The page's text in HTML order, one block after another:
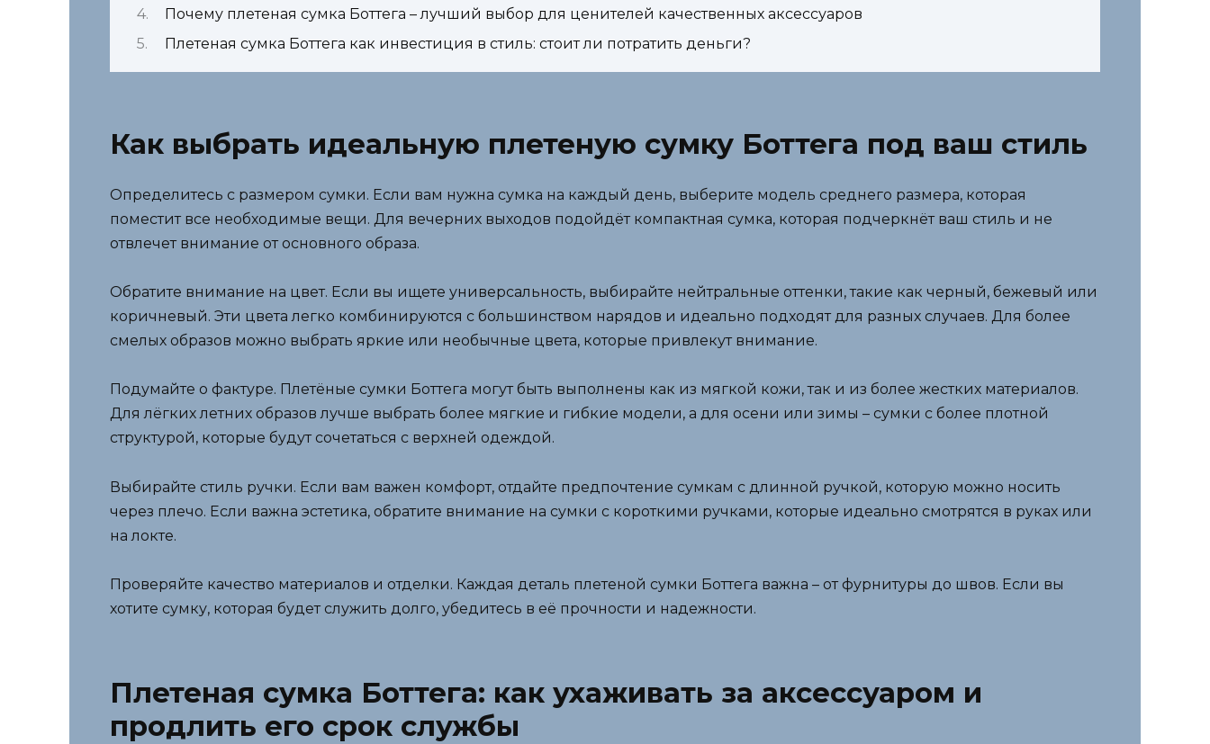
Почему плетеная сумка Боттега – лучший выбор для ценителей качественных аксессуаров
Плетеная сумка Боттега как инвестиция в стиль: стоит ли потратить деньги?
Как выбрать идеальную плетеную сумку Боттега под ваш стиль
Определитесь с размером сумки. Если вам нужна сумка на каждый день, выберите модель среднего размера, которая
поместит все необходимые вещи. Для вечерних выходов подойдёт компактная сумка, которая подчеркнёт ваш стиль и не
отвлечет внимание от основного образа.
Обратите внимание на цвет. Если вы ищете универсальность, выбирайте нейтральные оттенки, такие как черный, бежевый или
коричневый. Эти цвета легко комбинируются с большинством нарядов и идеально подходят для разных случаев. Для более
смелых образов можно выбрать яркие или необычные цвета, которые привлекут внимание.
Подумайте о фактуре. Плетёные сумки Боттега могут быть выполнены как из мягкой кожи, так и из более жестких материалов.
Для лёгких летних образов лучше выбрать более мягкие и гибкие модели, а для осени или зимы – сумки с более плотной
структурой, которые будут сочетаться с верхней одеждой.
Выбирайте стиль ручки. Если вам важен комфорт, отдайте предпочтение сумкам с длинной ручкой, которую можно носить
через плечо. Если важна эстетика, обратите внимание на сумки с короткими ручками, которые идеально смотрятся в руках или
на локте.
Проверяйте качество материалов и отделки. Каждая деталь плетеной сумки Боттега важна – от фурнитуры до швов. Если вы
хотите сумку, которая будет служить долго, убедитесь в её прочности и надежности.
Плетеная сумка Боттега: как ухаживать за аксессуаром и
продлить его срок службы